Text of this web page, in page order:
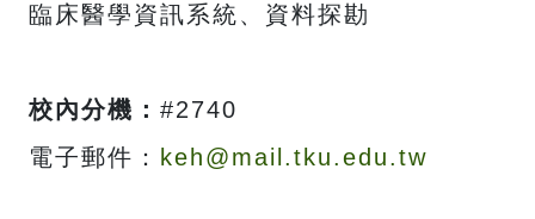
臨床醫學資訊系統、資料探勘
校內分機： #2740
電子郵件： keh@mail.tku.edu.tw